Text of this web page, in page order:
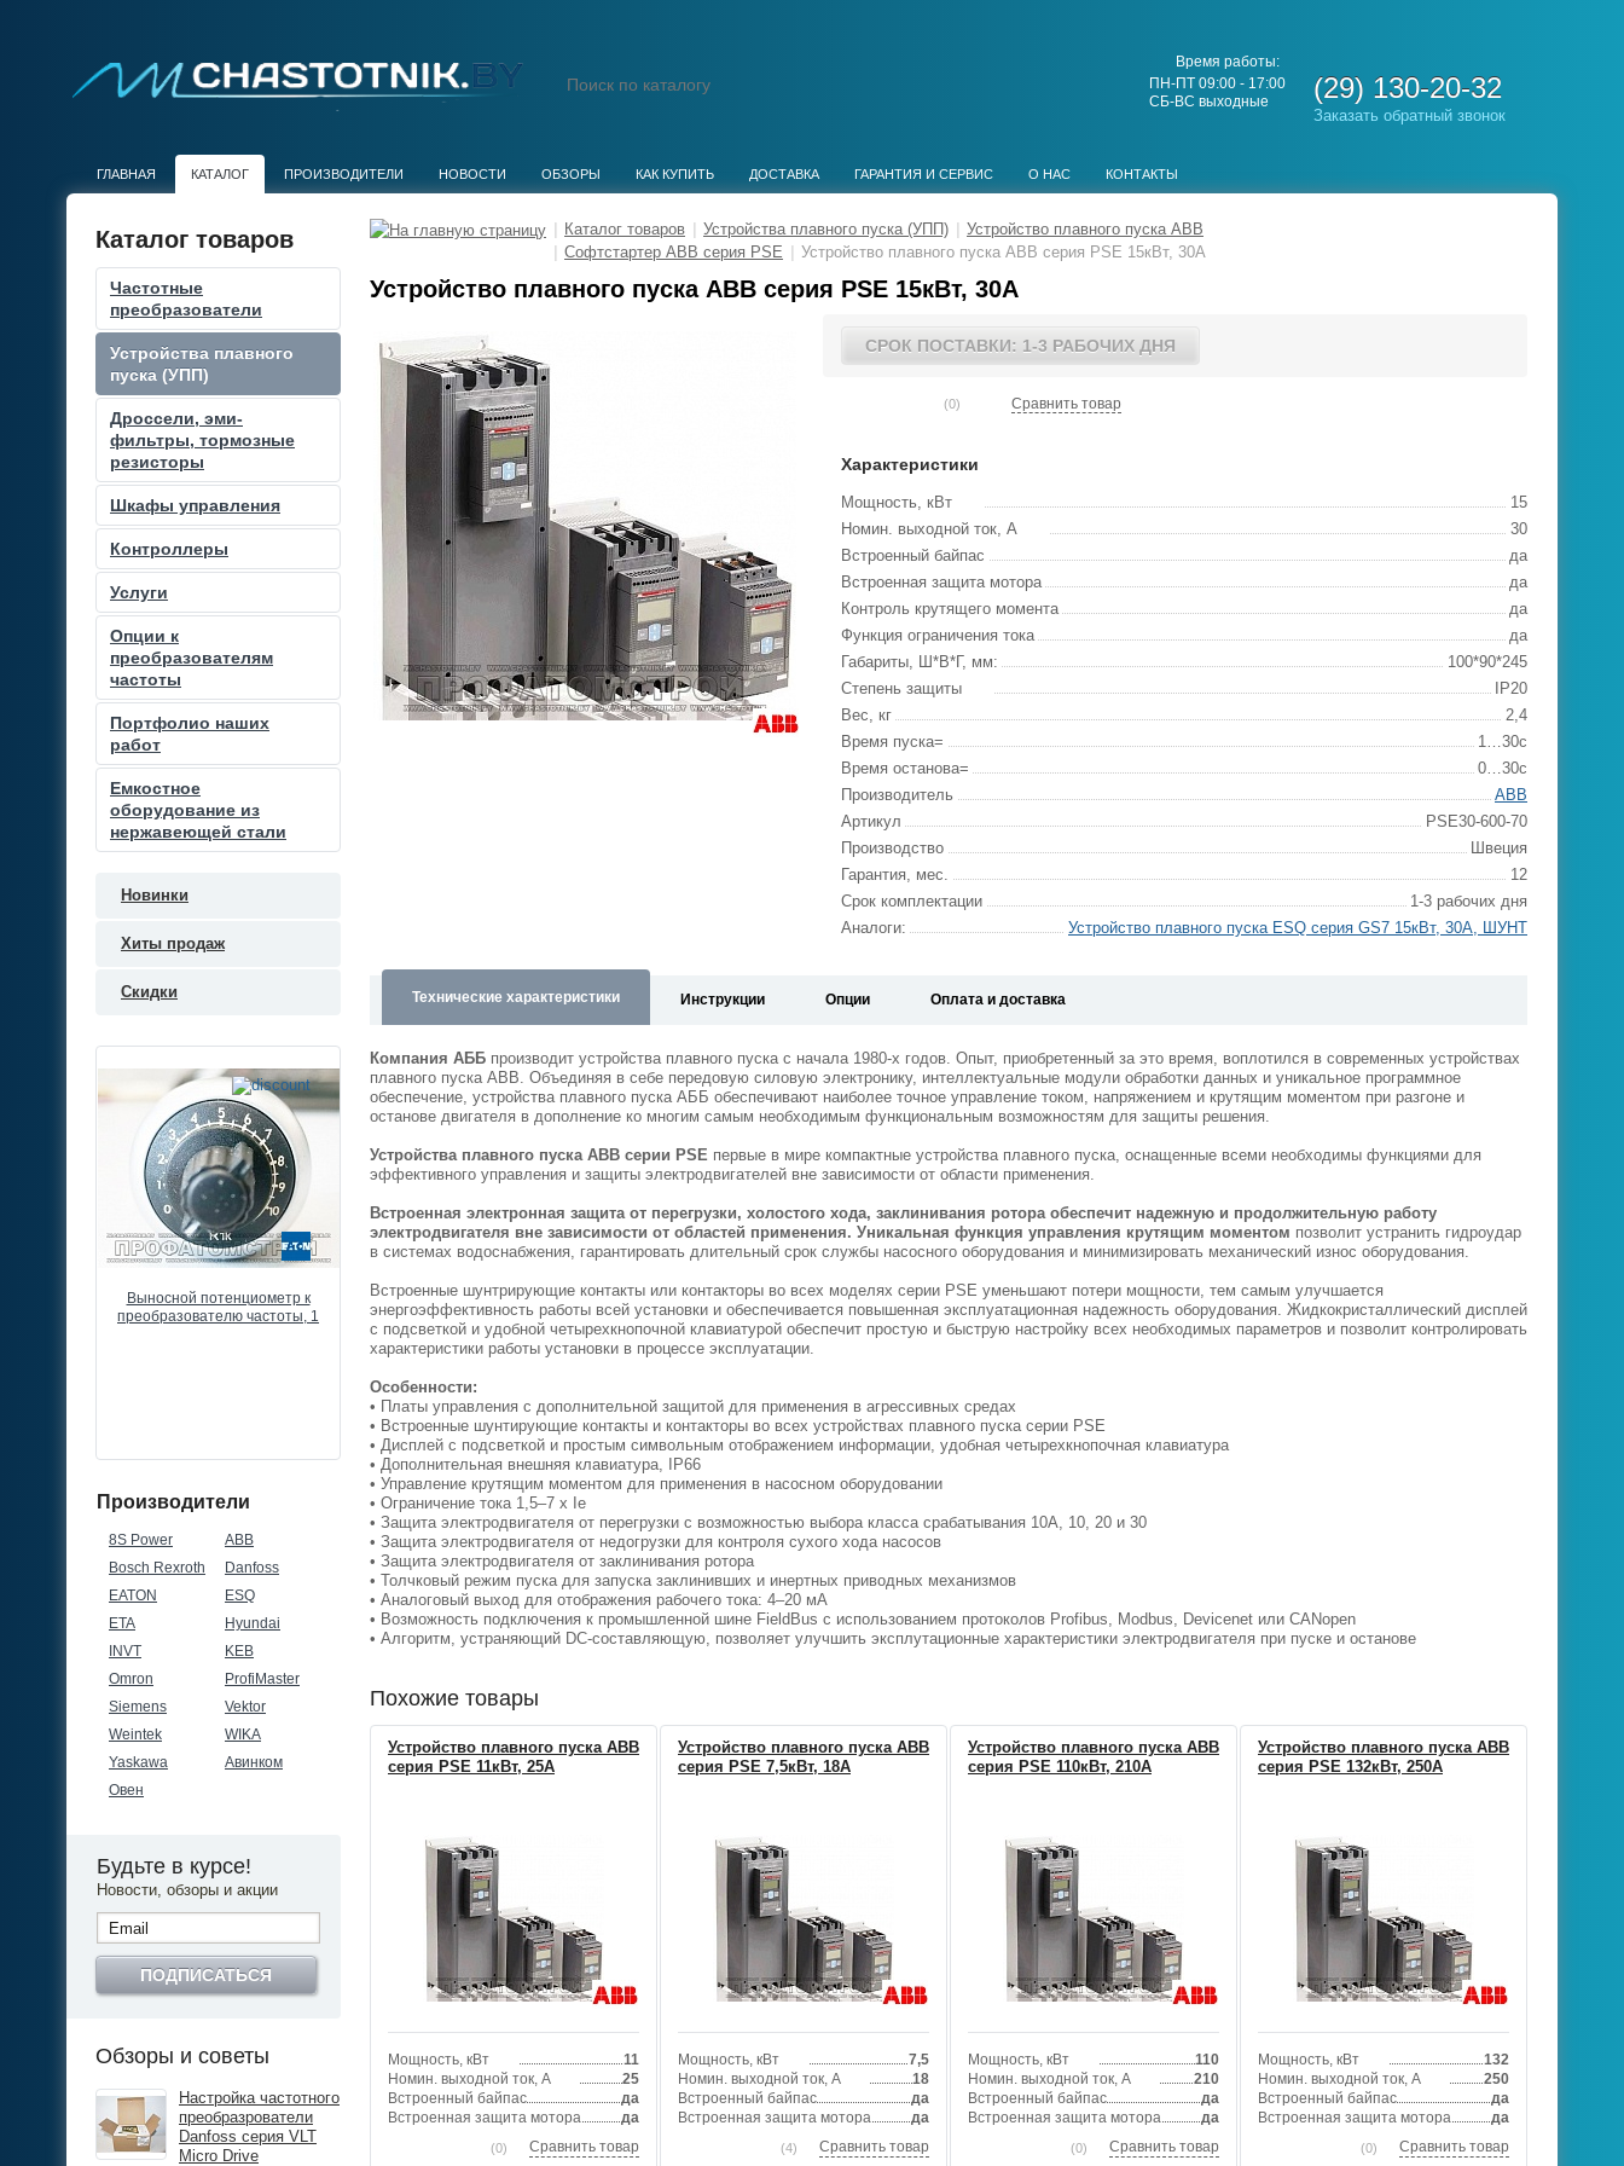
Время работы:
ПН-ПТ 09:00 - 17:00
СБ-ВС выходные
(29) 130-20-32
Заказать обратный звонок
ГЛАВНАЯ КАТАЛОГ ПРОИЗВОДИТЕЛИ НОВОСТИ ОБЗОРЫ КАК КУПИТЬ ДОСТАВКА ГАРАНТИЯ И СЕРВИС О НАС КОНТАКТЫ
Каталог товаров
Частотные
преобразователи
Устройства плавного
пуска (УПП)
Дроссели, эми-
фильтры, тормозные
резисторы
Шкафы управления
Контроллеры
Услуги
Опции к
преобразователям
частоты
Портфолио наших
работ
Емкостное
оборудование из
нержавеющей стали
Новинки
Хиты продаж
Скидки
Выносной потенциометр к
преобразователю частоты, 1
Частотный преобразователь
Danfoss VLT Micro Drive FC51,
22кВт, 43А, 380В, 3ф
Производители
8S Power
ABB
Bosch Rexroth
Danfoss
EATON
ESQ
ETA
Hyundai
INVT
KEB
Omron
ProfiMaster
Siemens
Vektor
Weintek
WIKA
Yaskawa
Авинком
Овен
Будьте в курсе!
Новости, обзоры и акции
ПОДПИСАТЬСЯ
Обзоры и советы
Настройка частотного
преобразрователи
Danfoss серия VLT
Micro Drive
Каталог товаров Устройства плавного пуска (УПП)
Устройство плавного пуска ABB
Софтстартер ABB серия PSE Устройство плавного пуска ABB серия PSE 15кВт, 30А
Устройство плавного пуска ABB серия PSE 15кВт, 30А
СРОК ПОСТАВКИ: 1-3 РАБОЧИХ ДНЯ
(0) Сравнить товар
Характеристики
Мощность, кВт
15
Номин. выходной ток, А
30
Встроенный байпас
да
Встроенная защита мотора
да
Контроль крутящего момента
да
Функция ограничения тока
да
Габариты, Ш*В*Г, мм:
100*90*245
Степень защиты
IP20
Вес, кг
2,4
Время пуска=
1…30с
Время останова=
0…30с
Производитель
ABB
Артикул
PSE30-600-70
Производство
Швеция
Гарантия, мес.
12
Срок комплектации
1-3 рабочих дня
Аналоги:
Устройство плавного пуска ESQ серия GS7 15кВт, 30А, ШУНТ
Технические характеристики Инструкции Опции Оплата и доставка
Компания АББ производит устройства плавного пуска с начала 1980-х годов. Опыт, приобретенный за это время, воплотился в современных устройствах
плавного пуска ABB. Объединяя в себе передовую силовую электронику, интеллектуальные модули обработки данных и уникальное программное
обеспечение, устройства плавного пуска АББ обеспечивают наиболее точное управление током, напряжением и крутящим моментом при разгоне и
останове двигателя в дополнение ко многим самым необходимым функциональным возможностям для защиты решения.
Устройства плавного пуска ABB серии PSE первые в мире компактные устройства плавного пуска, оснащенные всеми необходимы функциями для
эффективного управления и защиты электродвигателей вне зависимости от области применения.
Встроенная электронная защита от перегрузки, холостого хода, заклинивания ротора обеспечит надежную и продолжительную работу
электродвигателя вне зависимости от областей применения. Уникальная функция управления крутящим моментом позволит устранить гидроудар
в системах водоснабжения, гарантировать длительный срок службы насосного оборудования и минимизировать механический износ оборудования.
Встроенные шунтрирующие контакты или контакторы во всех моделях серии PSE уменьшают потери мощности, тем самым улучшается
энергоэффективность работы всей установки и обеспечивается повышенная эксплуатационная надежность оборудования. Жидкокристаллический дисплей
с подсветкой и удобной четырехкнопочной клавиатурой обеспечит простую и быструю настройку всех необходимых параметров и позволит контролировать
характеристики работы установки в процессе эксплуатации.
Особенности:
• Платы управления с дополнительной защитой для применения в агрессивных средах
• Встроенные шунтирующие контакты и контакторы во всех устройствах плавного пуска серии PSE
• Дисплей с подсветкой и простым символьным отображением информации, удобная четырехкнопочная клавиатура
• Дополнительная внешняя клавиатура, IP66
• Управление крутящим моментом для применения в насосном оборудовании
• Ограничение тока 1,5–7 x Ie
• Защита электродвигателя от перегрузки с возможностью выбора класса срабатывания 10A, 10, 20 и 30
• Защита электродвигателя от недогрузки для контроля сухого хода насосов
• Защита электродвигателя от заклинивания ротора
• Толчковый режим пуска для запуска заклинивших и инертных приводных механизмов
• Аналоговый выход для отображения рабочего тока: 4–20 мА
• Возможность подключения к промышленной шине FieldBus с использованием протоколов Profibus, Modbus, Devicenet или CANopen
• Алгоритм, устраняющий DC-составляющую, позволяет улучшить эксплутационные характеристики электродвигателя при пуске и останове
Похожие товары
Устройство плавного пуска ABB
серия PSE 11кВт, 25А
Мощность, кВт
11
Номин. выходной ток, А
25
Встроенный байпас
да
Встроенная защита мотора
да
(0) Сравнить товар
Устройство плавного пуска ABB
серия PSE 7,5кВт, 18А
Мощность, кВт
7,5
Номин. выходной ток, А
18
Встроенный байпас
да
Встроенная защита мотора
да
(4) Сравнить товар
Устройство плавного пуска ABB
серия PSE 110кВт, 210А
Мощность, кВт
110
Номин. выходной ток, А
210
Встроенный байпас
да
Встроенная защита мотора
да
(0) Сравнить товар
Устройство плавного пуска ABB
серия PSE 132кВт, 250А
Мощность, кВт
132
Номин. выходной ток, А
250
Встроенный байпас
да
Встроенная защита мотора
да
(0) Сравнить товар